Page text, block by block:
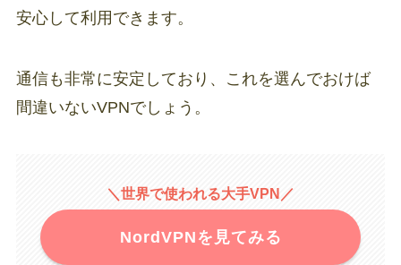
安心して利用できます。
通信も非常に安定しており、これを選んでおけば
間違いないVPNでしょう。
＼世界で使われる大手VPN／
NordVPNを見てみる